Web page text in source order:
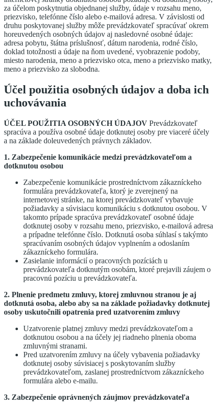
za účelom poskytnutia objednanej služby, údaje v rozsahu meno,
priezvisko, telefónne číslo alebo e-mailová adresa. V závislosti od
druhu poskytovanej služby môže prevádzkovateľ spracúvať okrem
horeuvedených osobných údajov aj nasledovné osobné údaje:
adresa pobytu, štátna príslušnosť, dátum narodenia, rodné číslo,
doklad totožnosti a údaje na ňom uvedené, vyobrazenie podoby,
miesto narodenia, meno a priezvisko otca, meno a priezvisko matky,
meno a priezvisko za slobodna.
Účel použitia osobných údajov a doba ich
uchovávania
ÚČEL POUŽITIA OSOBNÝCH ÚDAJOV Prevádzkovateľ
spracúva a používa osobné údaje dotknutej osoby pre viaceré účely
a na základe doleuvedených právnych základov.
1. Zabezpečenie komunikácie medzi prevádzkovateľom a
dotknutou osobou
Zabezpečenie komunikácie prostredníctvom zákazníckeho
formulára prevádzkovateľa, ktorý je zverejnený na
internetovej stránke, na ktorej prevádzkovateľ vybavuje
požiadavky a súvisiacu komunikáciu s dotknutou osobou. V
takomto prípade spracúva prevádzkovateľ osobné údaje
dotknutej osoby v rozsahu meno, priezvisko, e-mailová adresa
a prípadne telefónne číslo. Dotknutá osoba súhlasí s takýmto
spracúvaním osobných údajov vyplnením a odoslaním
zákazníckeho formulára.
Zasielanie informácií o pracovných pozíciách u
prevádzkovateľa dotknutým osobám, ktoré prejavili záujem o
pracovnú pozíciu u prevádzkovateľa.
2. Plnenie predmetu zmluvy, ktorej zmluvnou stranou je aj
dotknutá osoba, alebo aby sa na základe požiadavky dotknutej
osoby uskutočnili opatrenia pred uzatvorením zmluvy
Uzatvorenie platnej zmluvy medzi prevádzkovateľom a
dotknutou osobou a na účely jej riadneho plnenia oboma
zmluvnými stranami.
Pred uzatvorením zmluvy na účely vybavenia požiadavky
dotknutej osoby súvisiacej s poskytovaním služby
prevádzkovateľom, zaslanej prostredníctvom zákazníckeho
formulára alebo e-mailu.
3. Zabezpečenie oprávnených záujmov prevádzkovateľa